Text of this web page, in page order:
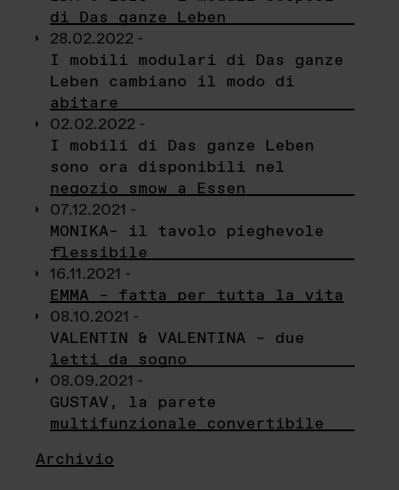
di Das ganze Leben
28.02.2022 -
I mobili modulari di Das ganze
Leben cambiano il modo di
abitare
02.02.2022 -
I mobili di Das ganze Leben
sono ora disponibili nel
negozio smow a Essen
07.12.2021 -
MONIKA– il tavolo pieghevole
flessibile
16.11.2021 -
EMMA – fatta per tutta la vita
08.10.2021 -
VALENTIN & VALENTINA – due
letti da sogno
08.09.2021 -
GUSTAV, la parete
multifunzionale convertibile
Archivio